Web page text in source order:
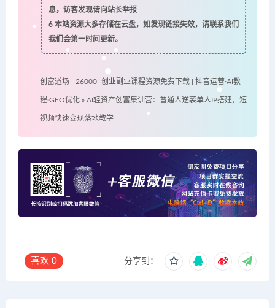
息，访客发现请向站长举报
6本站资源大多存储在云盘，如发现链接失效，请联系我们
我们会第一时间更新。
创富道场 - 26000+创业副业课程资源免费下载 | 抖音运营·AI教
程·GEO优化 » AI轻资产创富集训营：普通人逆袭单人IP搭建，短
视频快速变现落地教学
喜欢 0 分享到：